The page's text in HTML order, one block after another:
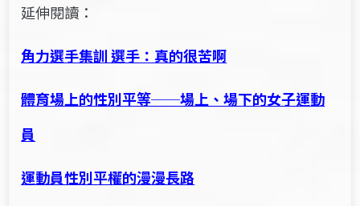
延伸閱讀：
角力選手集訓 選手：真的很苦啊
體育場上的性別平等──場上、場下的女子運動
員
運動員性別平權的漫漫長路